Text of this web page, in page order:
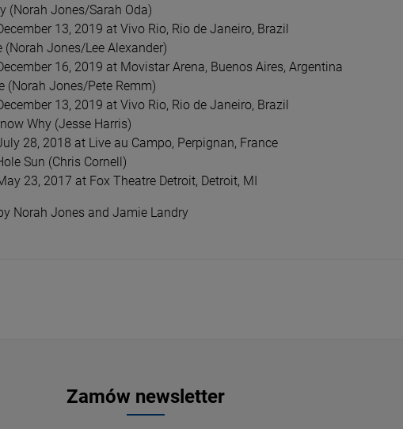
(Norah Jones/Sarah Oda)
13, 2019 at Vivo Rio, Rio de Janeiro, Brazil
(Norah Jones/Lee Alexander)
16, 2019 at Movistar Arena, Buenos Aires, Argentina
(Norah Jones/Pete Remm)
13, 2019 at Vivo Rio, Rio de Janeiro, Brazil
Why (Jesse Harris)
28, 2018 at Live au Campo, Perpignan, France
Sun (Chris Cornell)
23, 2017 at Fox Theatre Detroit, Detroit, MI
Norah Jones and Jamie Landry
Zamów newsletter